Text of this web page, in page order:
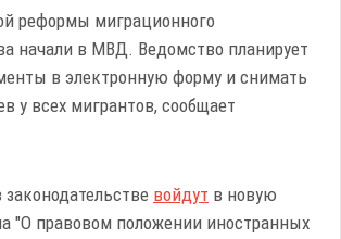
реформы миграционного
начали в МВД. Ведомство планирует
в электронную форму и снимать
у всех мигрантов, сообщает
войдут в новую
"О правовом положении иностранных